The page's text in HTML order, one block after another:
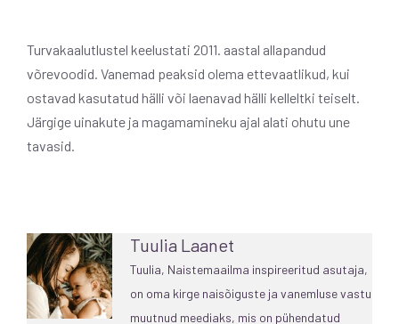
Turvakaalutlustel keelustati 2011. aastal allapandud
võrevoodid. Vanemad peaksid olema ettevaatlikud, kui
ostavad kasutatud hälli või laenavad hälli kelleltki teiselt.
Järgige uinakute ja magamamineku ajal alati ohutu une
tavasid.
Tuulia Laanet
Tuulia, Naistemaailma inspireeritud asutaja,
on oma kirge naisõiguste ja vanemluse vastu
muutnud meediaks, mis on pühendatud